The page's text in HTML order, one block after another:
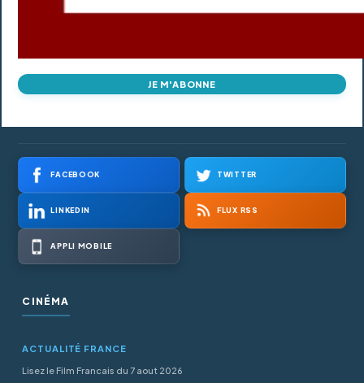
JE M'ABONNE
FACEBOOK TWITTER
LINKEDIN FLUX RSS
APPLI MOBILE
CINÉMA
ACTUALITÉ FRANCE
Lisez le Film Francais du 7 aout 2026